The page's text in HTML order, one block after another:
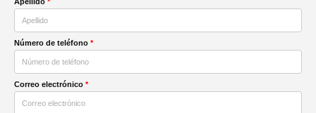
Número de teléfono *
Correo electrónico *